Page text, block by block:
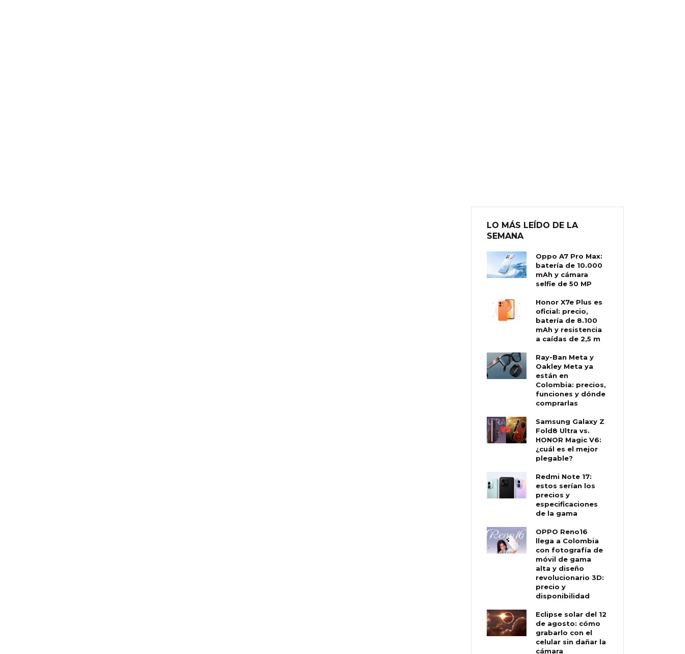
LO MÁS LEÍDO DE LA
SEMANA
Oppo A7 Pro Max:
batería de 10.000
mAh y cámara
selfie de 50 MP
Honor X7e Plus es
oficial: precio,
batería de 8.100
mAh y resistencia
a caídas de 2,5 m
Ray-Ban Meta y
Oakley Meta ya
están en
Colombia: precios,
funciones y dónde
comprarlas
Samsung Galaxy Z
Fold8 Ultra vs.
HONOR Magic V6:
¿cuál es el mejor
plegable?
Redmi Note 17:
estos serían los
precios y
especificaciones
de la gama
OPPO Reno16
llega a Colombia
con fotografía de
móvil de gama
alta y diseño
revolucionario 3D:
precio y
disponibilidad
Eclipse solar del 12
de agosto: cómo
grabarlo con el
celular sin dañar la
cámara